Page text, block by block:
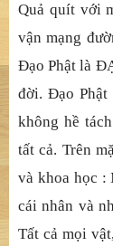
Quả quít với
vận mạng
Đạo Phật là
đời. Đạo Phật
không hề
tất cả. Trên
và khoa học :
cái nhân và
Tất cả mọi